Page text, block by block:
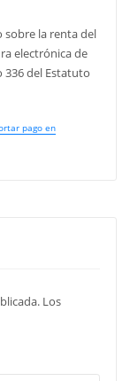
sobre la renta del
electrónica de
336 del Estatuto
pago en
Los